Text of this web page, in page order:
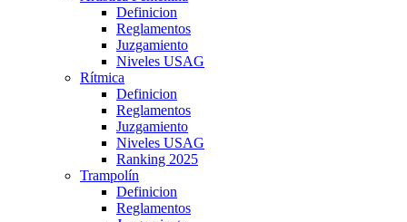
Definicion
Reglamentos
Juzgamiento
Niveles USAG
Rítmica
Definicion
Reglamentos
Juzgamiento
Niveles USAG
Ranking 2025
Trampolín
Definicion
Reglamentos